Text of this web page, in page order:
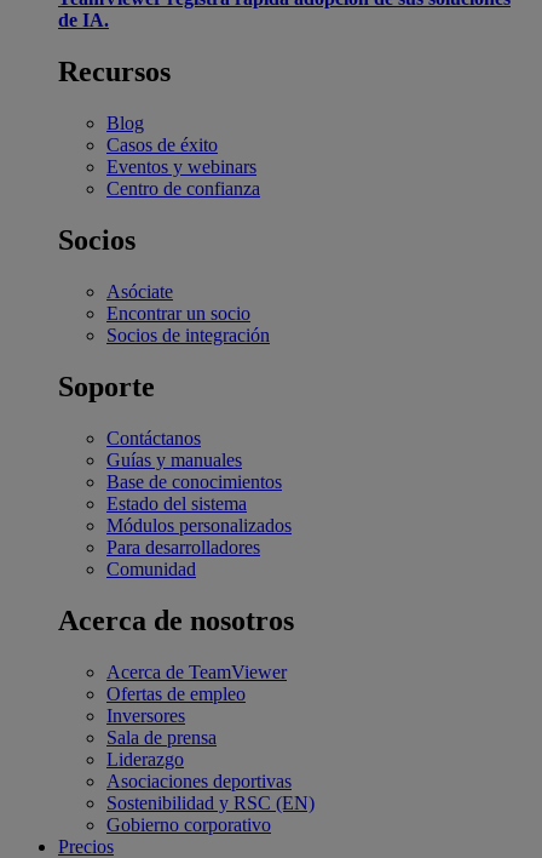
de IA.
Recursos
Blog
Casos de éxito
Eventos y webinars
Centro de confianza
Socios
Asóciate
Encontrar un socio
Socios de integración
Soporte
Contáctanos
Guías y manuales
Base de conocimientos
Estado del sistema
Módulos personalizados
Para desarrolladores
Comunidad
Acerca de nosotros
Acerca de TeamViewer
Ofertas de empleo
Inversores
Sala de prensa
Liderazgo
Asociaciones deportivas
Sostenibilidad y RSC (EN)
Gobierno corporativo
Precios